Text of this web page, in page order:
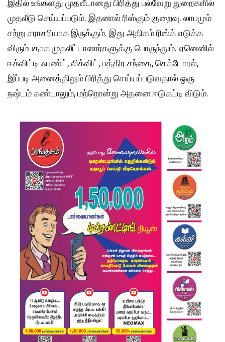
இதில் உங்களது முதலீடானது பிரித்து பல்வேறு துறைகளில்
முதலீடு செய்யப்படும். இதனால் ரிஸ்கும் குறைவு. லாபமும்
சற்று சராசரியாக இருக்கும். இது அதிகம் ரிஸ்க் எடுக்க
விரும்பதாக முதலீட்டாளார்களுக்கு பொருந்தும். ஏனெனில்
ஈக்விட்டி ஃபண்ட், லிக்விட், பத்திர சந்தை, செக்டோரல்,
இப்படி அனைத்திலும் பிரித்து செய்யப்படுவதால் ஒரு
நஷ்டம் கண்டாலும், மற்றொன்று அதனை ஈடுகட்டி விடும்.